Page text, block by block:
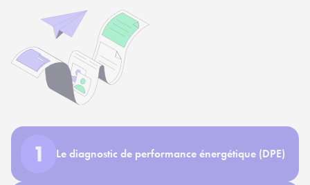
Le diagnostic de performance énergétique (DPE)